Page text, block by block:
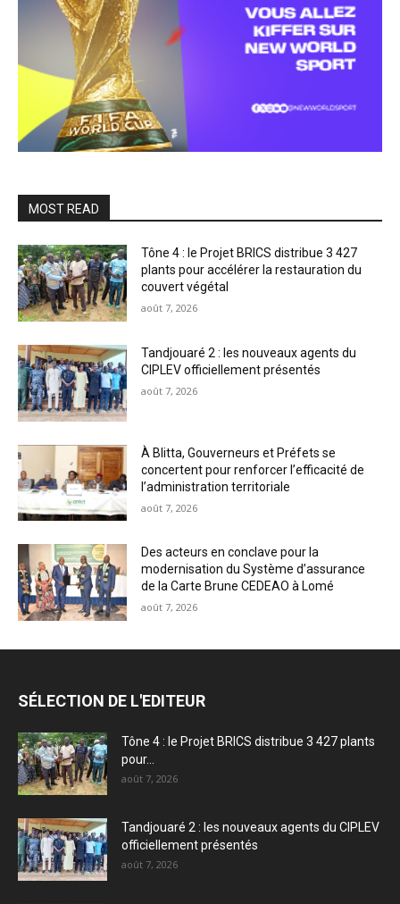
MOST READ
Tône 4 : le Projet BRICS distribue 3 427
plants pour accélérer la restauration du
couvert végétal
août 7, 2026
Tandjouaré 2 : les nouveaux agents du
CIPLEV officiellement présentés
août 7, 2026
À Blitta, Gouverneurs et Préfets se
concertent pour renforcer l’efficacité de
l’administration territoriale
août 7, 2026
Des acteurs en conclave pour la
modernisation du Système d’assurance
de la Carte Brune CEDEAO à Lomé
août 7, 2026
SÉLECTION DE L'EDITEUR
Tône 4 : le Projet BRICS distribue 3 427 plants
pour...
août 7, 2026
Tandjouaré 2 : les nouveaux agents du CIPLEV
officiellement présentés
août 7, 2026